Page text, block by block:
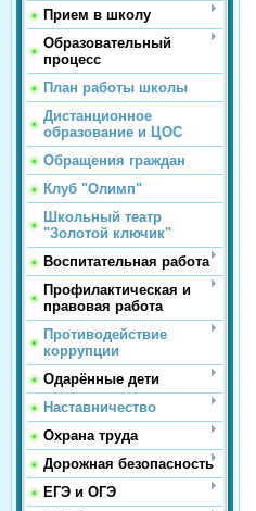
Прием в школу
Образовательный
процесс
План работы школы
Дистанционное
образование и ЦОС
Обращения граждан
Клуб "Олимп"
Школьный театр
"Золотой ключик"
Воспитательная работа
Профилактическая и
правовая работа
Противодействие
коррупции
Одарённые дети
Наставничество
Охрана труда
Дорожная безопасность
ЕГЭ и ОГЭ